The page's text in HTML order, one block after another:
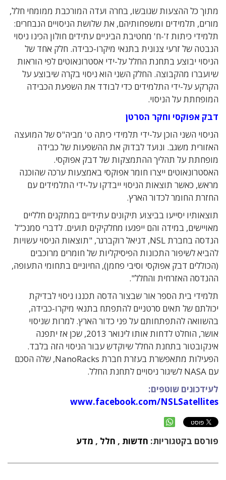
מתוך כל ההצעות שגובשו, בחרה ועדה המורכבת ממומחי חלל,
מורים, תלמידים ומשפחותיהם, את שלושת הניסויים הנבחרים:
תלמידי כיתות ז'-ח' מחטיבת הביניים עתידים חולון הכינו ניסוי
הנבטה של זרעי צנונית בתנאי מיקרו-כבידה. חלק אחד של
הניסוי יבוצע בתחנת החלל על-ידי אסטרונאוטים לפי הוראות
שיועברו מהקבוצה. החלק השני הוא ניסוי בקרה שיבוצע על
הקרקע על-ידי התלמידים כדי לבודד את השפעת הכבידה
המופחתת על הניסוי.
דבק אפוקסי וחקר הסרטן
הניסוי השני הוכן על-ידי תלמידי כיתה ט' מביה"ס של המועצה
האזורית משגב. ונועד לבדוק את ההשפעות של כבידה
מופחתת על תהליך ההתמצקות של דבק אפוקסי.
האסטרונאוטים ייצרו חומר אפוקסי באמצעות ערכה שהוכנה
מראש, כאשר תוצאות הניסוי ייבדקו על-ידי התלמידים עם
החזרת החומר לכדור הארץ.
תוצאותיו יסייעו בביצוע תיקונים עתידיים במתקנים חלליים
מאויישים, במידה והם ייפגעו מחלקיקים תועים. לדברי סמנכ"ל
הנדסה בחברת NSL, דניאל רוקברגר, "תוצאות הניסוי עשויות
להביא לשיפור התכונות הפיסיקליות של חומרים מרוכבים
(הכוללים דבק אפוקסי וסיבי פחמן), החיוניים בתחומי התעופה,
ההנדסה האזרחית והחלל".
תלמידי בית הספר אור שבצור הדסה תכננו ניסוי לבדיקת
יכולתם של תאים סרטניים להתפתח בתנאי מיקרו-כבידה,
בהשוואה להתפתחותם על פני כדור הארץ. למרות שניסוי
אושר, הוחלט לדחות אותו לינואר 2013, שכן אז יתפנה
אינקובטור בתחנת החלל שיוקדש עבור הניסוי הזה בלבד.
הפעילות מתאפשרת בעזרת חברת NanoRacks, שלה הסכם
עם NASA לשיגור ניסויים לתחנת החלל.
לעידכונים שוטפים:
www.facebook.com/NSLSatellites
פורסם בקטגוריות: חדשות , חלל , מדע